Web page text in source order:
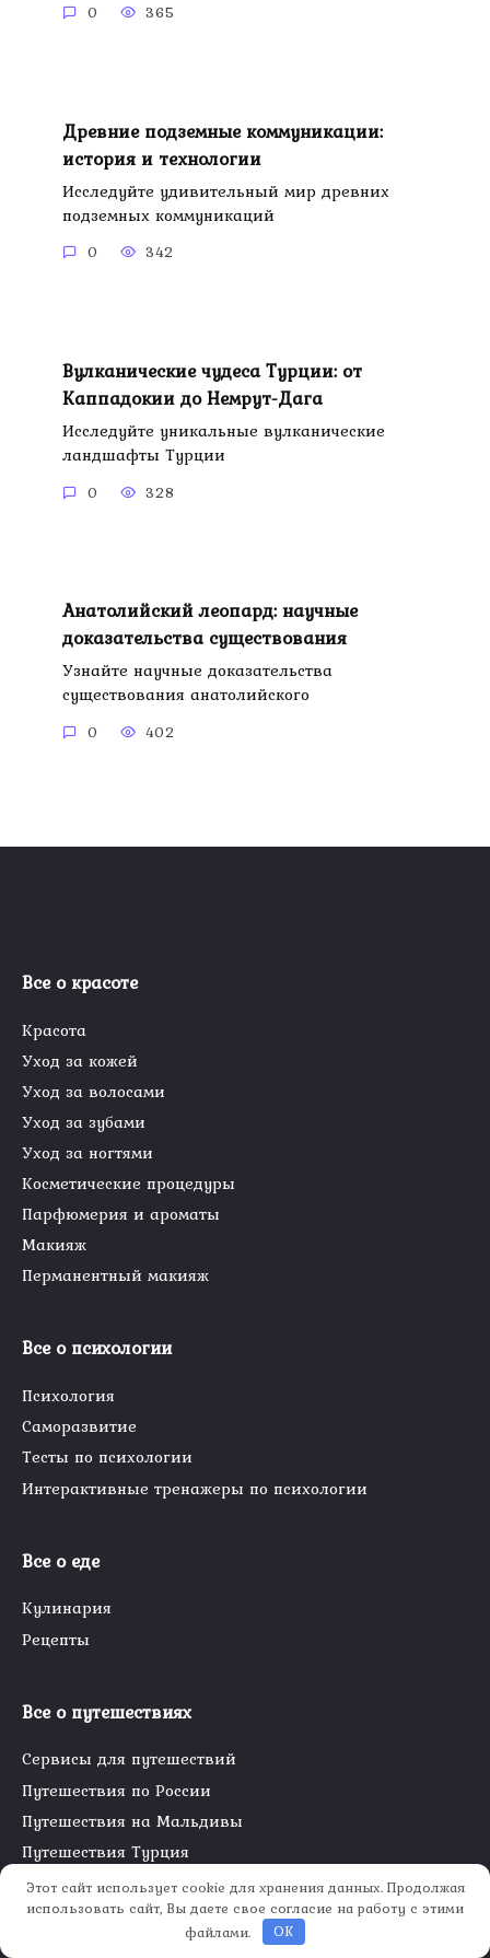
0 365
Древние подземные коммуникации:
история и технологии
Исследуйте удивительный мир древних
подземных коммуникаций
0 342
Вулканические чудеса Турции: от
Каппадокии до Немрут-Дага
Исследуйте уникальные вулканические
ландшафты Турции
0 328
Анатолийский леопард: научные
доказательства существования
Узнайте научные доказательства
существования анатолийского
0 402
Все о красоте
Красота
Уход за кожей
Уход за волосами
Уход за зубами
Уход за ногтями
Косметические процедуры
Парфюмерия и ароматы
Макияж
Перманентный макияж
Все о психологии
Психология
Саморазвитие
Тесты по психологии
Интерактивные тренажеры по психологии
Все о еде
Кулинария
Рецепты
Все о путешествиях
Сервисы для путешествий
Путешествия по России
Путешествия на Мальдивы
Путешествия Турция
Путешествия Египет
Путешествия в ОАЭ
Путешествие в Индонезию
Этот сайт использует cookie для хранения данных. Продолжая
использовать сайт, Вы даете свое согласие на работу с этими
файлами.
OK